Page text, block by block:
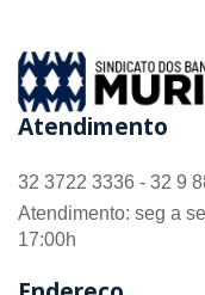
Atendimento
32 3722 3336 - 32 9
Atendimento: seg a
17:00h